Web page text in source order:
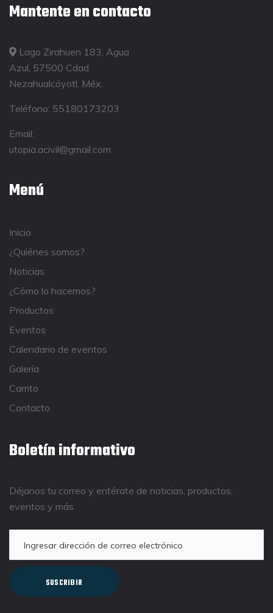
Mantente en contacto
Lago Zirahuen 183, Agua
Azul, 57500 Cdad.
Nezahualcóyotl, Méx.
Teléfono: 55180173203
Email:
utopia.acivil@gmail.com
Menú
Inicio
¿Quiénes somos?
Noticias
¿Cómo lo hacemos?
Productos
Eventos
Calendario de eventos
Galería
Carrito
Contacto
Boletín informativo
Déjanos tu correo y entérate de noticias, productos,
eventos y más
SUSCRIBIR